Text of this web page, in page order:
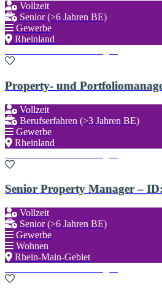
Vollzeit
Senior (>6 Jahren BE)
Gewerbe
Rheinland
Property- und
Vollzeit
Berufserfahren (>3 Jahren BE)
Gewerbe
Rheinland
Senior Property Manager –
Vollzeit
Senior (>6 Jahren BE)
Gewerbe
Wohnen
Rhein-Main-Gebiet